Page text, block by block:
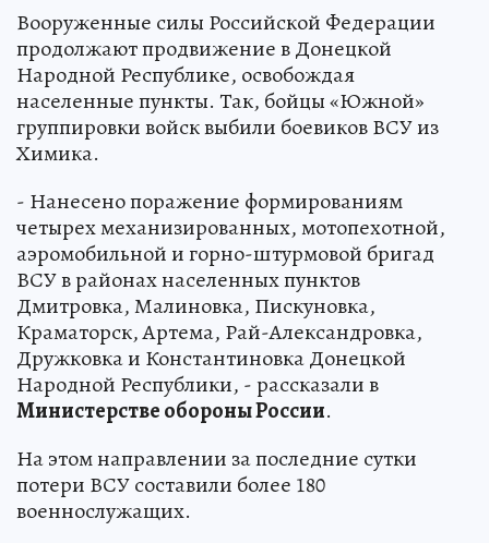
Вооруженные силы Российской Федерации
продолжают продвижение в Донецкой
Народной Республике, освобождая
населенные пункты. Так, бойцы «Южной»
группировки войск выбили боевиков ВСУ из
Химика.
- Нанесено поражение формированиям
четырех механизированных, мотопехотной,
аэромобильной и горно-штурмовой бригад
ВСУ в районах населенных пунктов
Дмитровка, Малиновка, Пискуновка,
Краматорск, Артема, Рай-Александровка,
Дружковка и Константиновка Донецкой
Народной Республики, - рассказали в
Министерстве обороны России.
На этом направлении за последние сутки
потери ВСУ составили более 180
военнослужащих.